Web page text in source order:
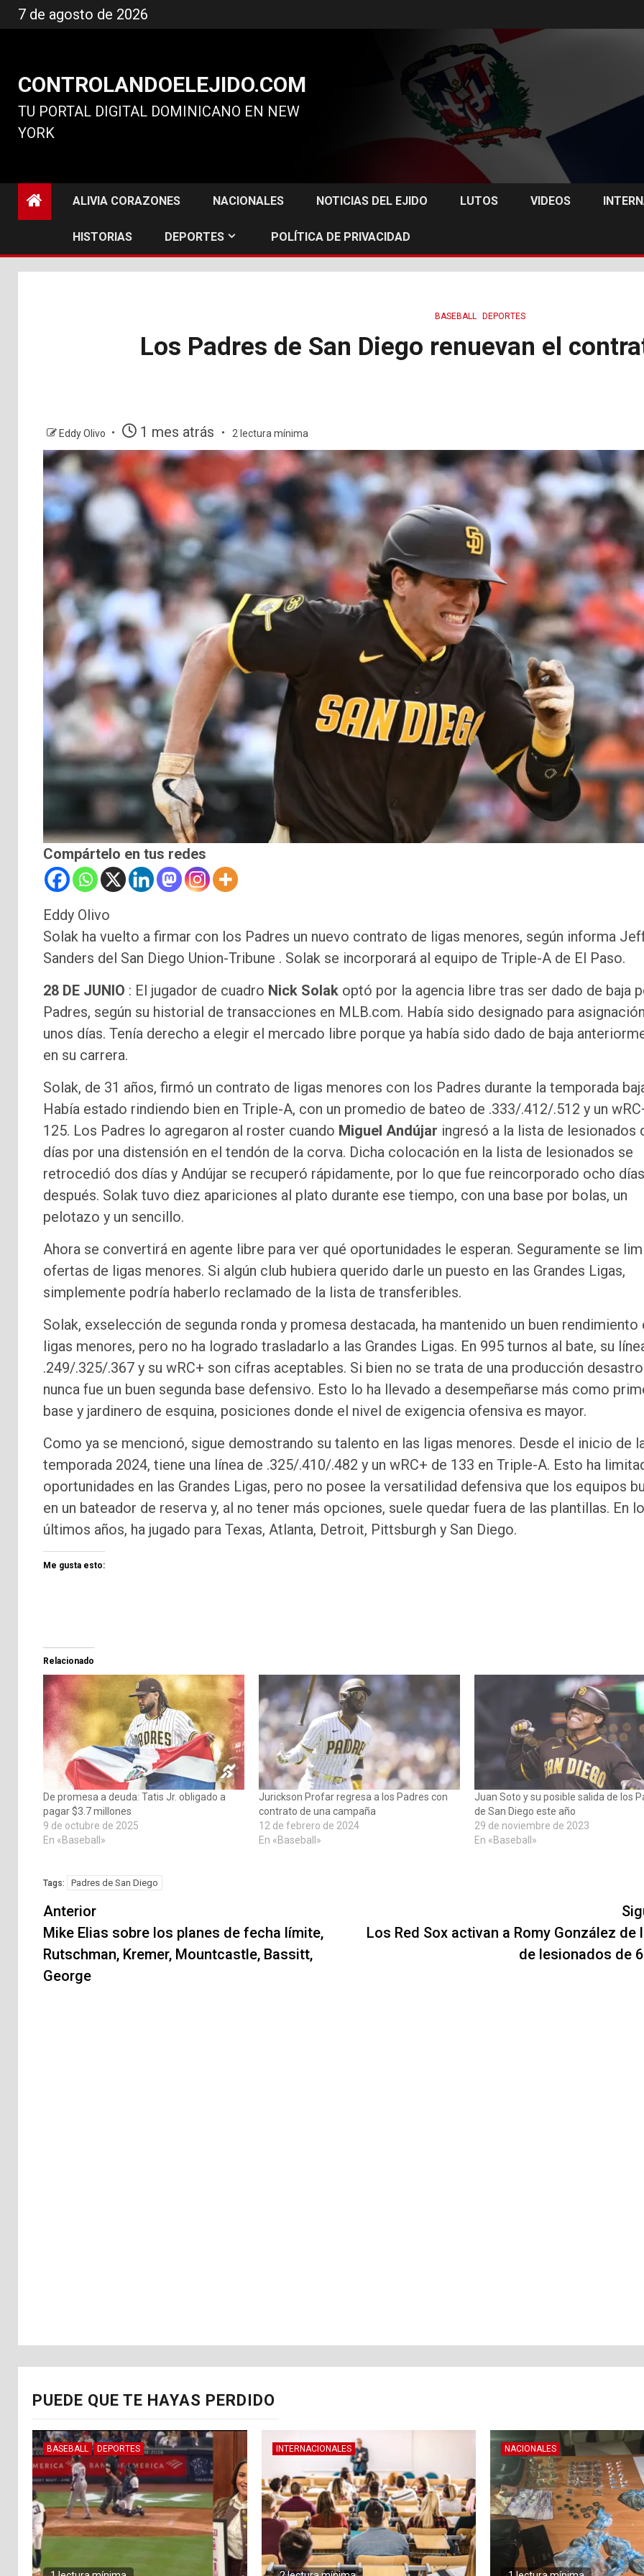
al
7 de agosto de 2026
CONTROLANDOELEJIDO.COM
TU PORTAL DIGITAL DOMINICANO EN NEW
YORK
ALIVIA CORAZONES NACIONALES NOTICIAS DEL EJIDO LUTOS VIDEOS
HISTORIAS DEPORTES POLÍTICA DE PRIVACIDAD
BASEBALL DEPORTES
Los Padres de San Diego renuevan el
Eddy Olivo 1 mes atrás 2 lectura mínima
Compártelo en tus redes
Eddy Olivo
Solak ha vuelto a firmar con los Padres un nuevo contrato de ligas menores, según informa
Sanders del San Diego Union-Tribune . Solak se incorporará al equipo de Triple-A de El Paso.
28 DE JUNIO : El jugador de cuadro Nick Solak optó por la agencia libre tras ser dado de baja
Padres, según su historial de transacciones en MLB.com. Había sido designado para
unos días. Tenía derecho a elegir el mercado libre porque ya había sido dado de baja
en su carrera.
Solak, de 31 años, firmó un contrato de ligas menores con los Padres durante la temporada
Había estado rindiendo bien en Triple-A, con un promedio de bateo de .333/.412/.512 y un
125. Los Padres lo agregaron al roster cuando Miguel Andújar ingresó a la lista de lesionados
días por una distensión en el tendón de la corva. Dicha colocación en la lista de lesionados se
retrocedió dos días y Andújar se recuperó rápidamente, por lo que fue reincorporado ocho días
después. Solak tuvo diez apariciones al plato durante ese tiempo, con una base por bolas, un
pelotazo y un sencillo.
Ahora se convertirá en agente libre para ver qué oportunidades le esperan. Seguramente se
ofertas de ligas menores. Si algún club hubiera querido darle un puesto en las Grandes Ligas,
simplemente podría haberlo reclamado de la lista de transferibles.
Solak, exselección de segunda ronda y promesa destacada, ha mantenido un buen rendimiento
ligas menores, pero no ha logrado trasladarlo a las Grandes Ligas. En 995 turnos al bate, su
.249/.325/.367 y su wRC+ son cifras aceptables. Si bien no se trata de una producción
nunca fue un buen segunda base defensivo. Esto lo ha llevado a desempeñarse más como
base y jardinero de esquina, posiciones donde el nivel de exigencia ofensiva es mayor.
Como ya se mencionó, sigue demostrando su talento en las ligas menores. Desde el inicio de
temporada 2024, tiene una línea de .325/.410/.482 y un wRC+ de 133 en Triple-A. Esto ha
oportunidades en las Grandes Ligas, pero no posee la versatilidad defensiva que los equipos
en un bateador de reserva y, al no tener más opciones, suele quedar fuera de las plantillas. En
últimos años, ha jugado para Texas, Atlanta, Detroit, Pittsburgh y San Diego.
Me gusta esto:
Relacionado
De promesa a deuda: Tatis Jr. obligado a
pagar $3.7 millones
9 de octubre de 2025
En «Baseball»
Jurickson Profar regresa a los Padres con
contrato de una campaña
12 de febrero de 2024
En «Baseball»
Juan Soto y su posible salida de los
de San Diego este año
29 de noviembre de 2023
En «Baseball»
Tags: Padres de San Diego
Navegación
de
entradas
Anterior
Mike Elias sobre los planes de fecha límite,
Rutschman, Kremer, Mountcastle, Bassitt,
George
Los Red Sox activan a Romy González de
de lesionados de
PUEDE QUE TE HAYAS PERDIDO
BASEBALL DEPORTES INTERNACIONALES NACIONALES